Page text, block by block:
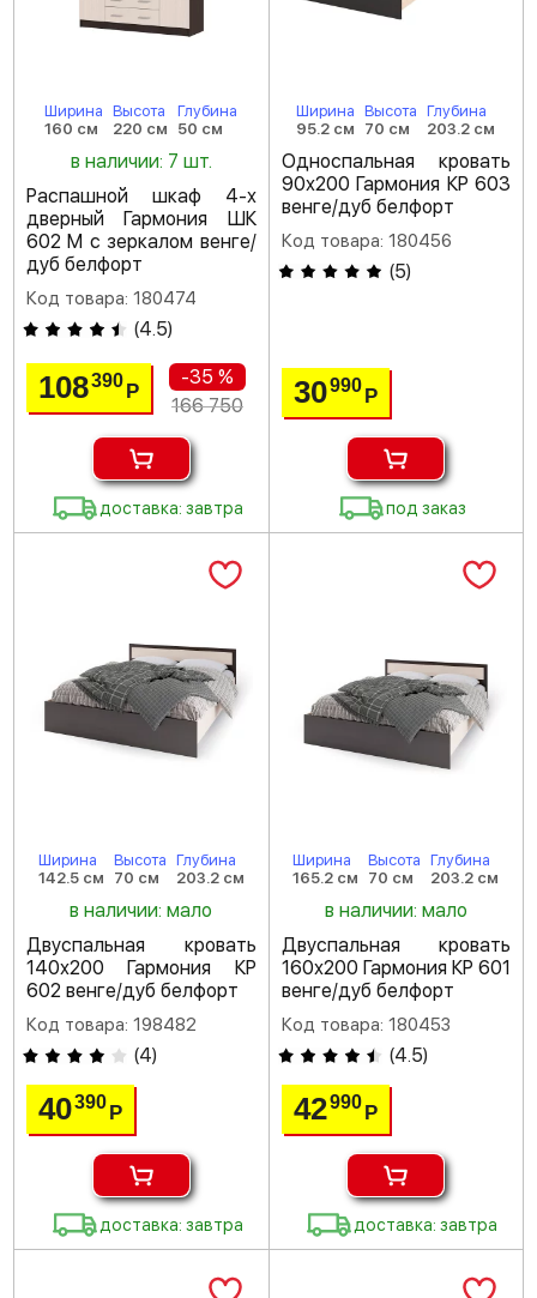
Ширина
160 см
Высота
220 см
Глубина
50 см
в наличии: 7 шт.
Распашной шкаф 4-х
дверный Гармония ШК
602 М с зеркалом венге/
дуб белфорт
Код товара: 180474
(4.5)
108390Р
-35 %
166 750
доставка: завтра
Ширина
95.2 см
Высота
70 см
Глубина
203.2 см
Односпальная кровать
90х200 Гармония КР 603
венге/дуб белфорт
Код товара: 180456
(5)
30990 Р
под заказ
Ширина
142.5 см
Высота
70 см
Глубина
203.2 см
в наличии: мало
Двуспальная кровать
140х200 Гармония КР
602 венге/дуб белфорт
Код товара: 198482
(4)
40390Р
доставка: завтра
Ширина
165.2 см
Высота
70 см
Глубина
203.2 см
в наличии: мало
Двуспальная кровать
160х200 Гармония КР 601
венге/дуб белфорт
Код товара: 180453
(4.5)
42990 Р
доставка: завтра